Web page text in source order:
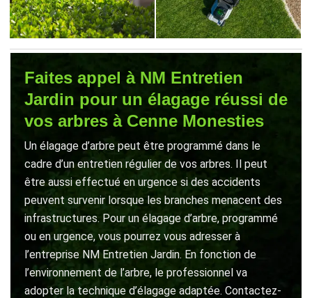
Faites appel à NM Entretien
Jardin pour un élagage réussi de
vos arbres à Cenne Monesties
Un élagage d’arbre peut être programmé dans le
cadre d’un entretien régulier de vos arbres. Il peut
être aussi effectué en urgence si des accidents
peuvent survenir lorsque les branches menacent des
infrastructures. Pour un élagage d’arbre, programmé
ou en urgence, vous pourrez vous adresser à
l’entreprise NM Entretien Jardin. En fonction de
l’environnement de l’arbre, le professionnel va
adopter la technique d’élagage adaptée. Contactez-